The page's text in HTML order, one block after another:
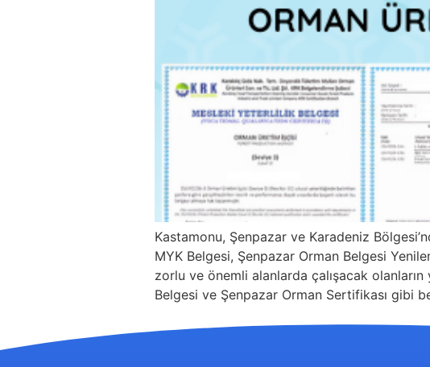
Kastamonu, Şenpazar ve Karadeniz
MYK Belgesi, Şenpazar Orman Belgesi
zorlu ve önemli alanlarda çalışacak
Belgesi ve Şenpazar Orman Sertifikası gibi